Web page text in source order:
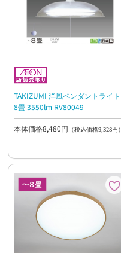
TAKIZUMI 洋風ペンダントライト
8畳 3550lm RV80049
本体価格8,480円 （税込価格9,328円）